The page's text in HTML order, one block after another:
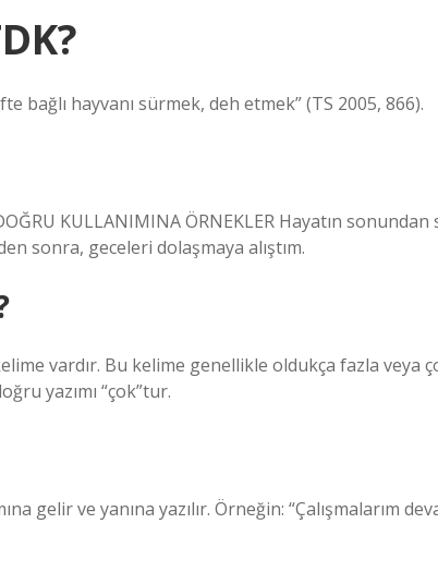
bağlı hayvanı sürmek, deh etmek” (TS 2005, 866).
KULLANIMINA ÖRNEKLER Hayatın
sonra, geceleri dolaşmaya alıştım.
vardır. Bu kelime genellikle oldukça fazla veya
yazımı “çok”tur.
gelir ve yanına yazılır. Örneğin: “Çalışmalarım